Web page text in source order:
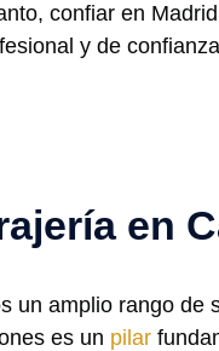
confiar en
y de
en
un amplio rango
es un pilar